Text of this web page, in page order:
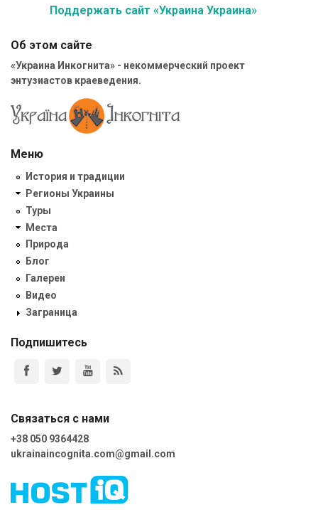
Поддержать сайт «Украина Украина»
Об этом сайте
«Украина Инкогнита» - некоммерческий проект
энтузиастов краеведения.
Меню
История и традиции
Регионы Украины
Туры
Места
Природа
Блог
Галереи
Видео
Заграница
Подпишитесь
Связаться с нами
+38 050 9364428
ukrainaincognita.com@gmail.com